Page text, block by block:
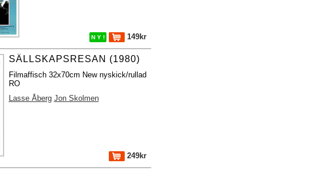
N Y ! 149kr
SÄLLSKAPSRESAN (1980)
Filmaffisch 32x70cm New nyskick/rullad
RO
Lasse Åberg Jon Skolmen
249kr